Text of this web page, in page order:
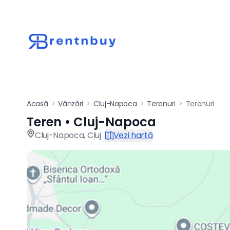
Acasă > Vânzări > Cluj-Napoca > Terenuri > Terenuri
Teren de vânzare
Teren • Cluj-Napoca
Cluj-Napoca,Cluj Vezi hartă